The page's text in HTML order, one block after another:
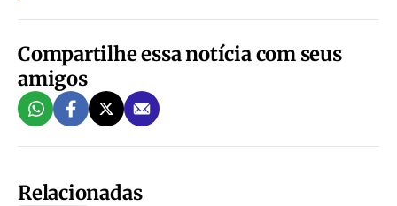
Compartilhe essa notícia com seus
amigos
Relacionadas